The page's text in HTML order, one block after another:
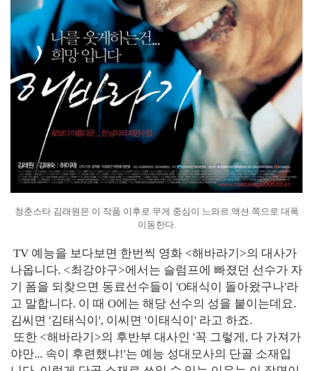
청춘스타 김래원은 이 작품 이후로 무게 중심이 느와르.액션 쪽으로 대폭
이동한다.
TV 예능을 보다보면 한번씩 영화 <해바라기>의 대사가
나옵니다. <최강야구>에서는 슬럼프에 빠졌던 선수가 자
기 폼을 되찾으면 동료선수들이 'O태식이 돌아왔구나'라
고 말합니다. 이 때 O에는 해당 선수의 성을 붙이는데요.
김씨면 '김태식이', 이씨면 '이태식이' 라고 하죠.
또한 <해바라기>의 후반부 대사인 '꼭 그렇게, 다 가져가
야만... 속이 후련했냐!'는 예능 성대모사의 단골 소재입